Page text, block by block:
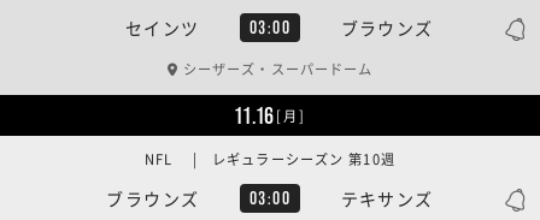
セインツ 03:00 ブラウンズ
シーザーズ・スーパードーム
11.16[月]
ブラウンズ 03:00 テキサンズ
NFL | レギュラーシーズン 第10週